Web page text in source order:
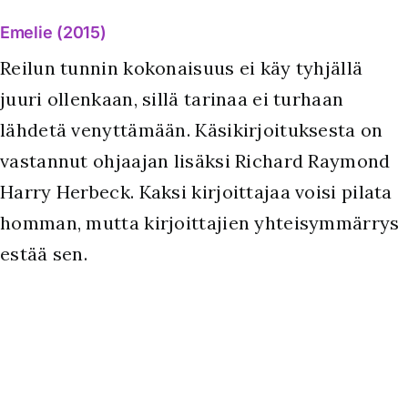
Emelie (2015)
Reilun tunnin kokonaisuus ei käy tyhjällä
juuri ollenkaan, sillä tarinaa ei turhaan
lähdetä venyttämään. Käsikirjoituksesta on
vastannut ohjaajan lisäksi Richard Raymond
Harry Herbeck. Kaksi kirjoittajaa voisi pilata
homman, mutta kirjoittajien yhteisymmärrys
estää sen.